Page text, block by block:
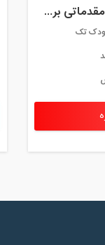
دوره آموزش آنلاین مقدماتی برنامه نویسی گیم میکر کودک و نوجوان (برای نهمین بار) کودک تک
تک